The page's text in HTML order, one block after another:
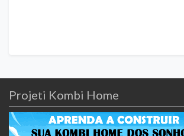
Projeti Kombi Home